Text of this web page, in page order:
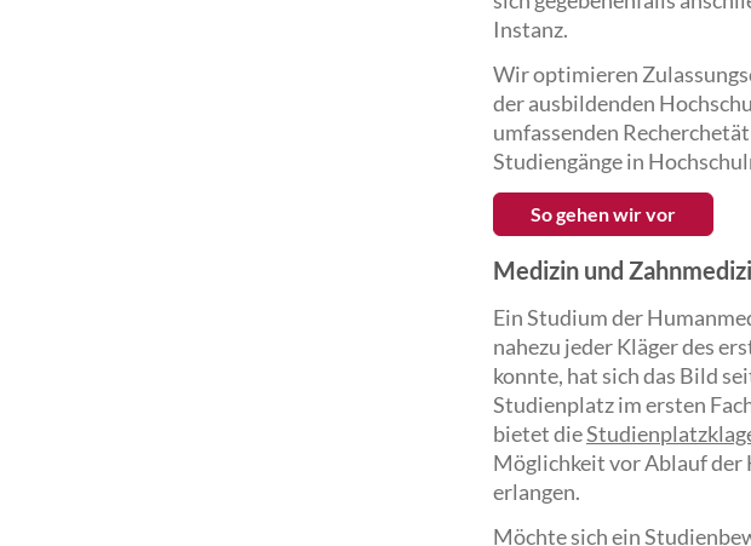
Instanz.
Wir optimieren
der ausbildenden
umfassenden
Studiengänge in
So gehen wir vor
Medizin und
Ein Studium der
nahezu jeder Kläger des
konnte, hat sich das Bild
Studienplatz im ersten
bietet die
Möglichkeit vor Ablauf der
erlangen.
Möchte sich ein